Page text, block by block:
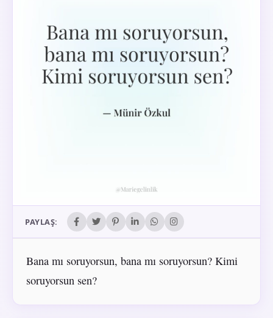
PAYLAŞ:
Bana mı soruyorsun, bana mı soruyorsun? Kimi
soruyorsun sen?